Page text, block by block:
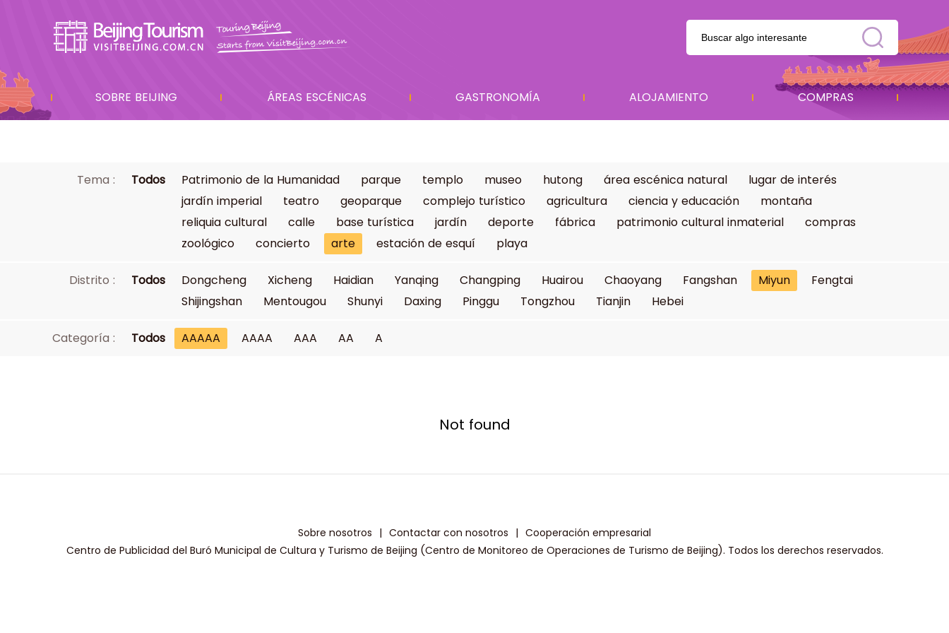
SOBRE BEIJING ÁREAS ESCÉNICAS GASTRONOMÍA ALOJAMIENTO COMPRAS
Tema : Todos Patrimonio de la Humanidad parque templo museo hutong área escénica natural
lugar de interés
jardín imperial
teatro geoparque complejo turístico agricultura ciencia y educación
montaña
reliquia cultural
calle base turística jardín deporte fábrica patrimonio cultural inmaterial
compras
zoológico
concierto arte estación de esquí playa
Distrito : Todos Dongcheng Xicheng Haidian Yanqing Changping Huairou Chaoyang Fangshan Miyun
Fengtai
Shijingshan
Mentougou Shunyi Daxing Pinggu Tongzhou Tianjin Hebei
Categoría : Todos AAAAA AAAA AAA AA A
Not found
Sobre nosotros | Contactar con nosotros | Cooperación empresarial
Centro de Publicidad del Buró Municipal de Cultura y Turismo de Beijing (Centro de Monitoreo de Operaciones de Turismo de Beijing). Todos los derechos reservados.